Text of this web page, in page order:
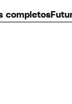
completos